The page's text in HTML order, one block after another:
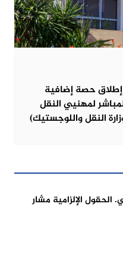
إطلاق حصة إضافية
لمهنيي النقل
النقل واللوجستيك)
الحقول الإلزامية مشار